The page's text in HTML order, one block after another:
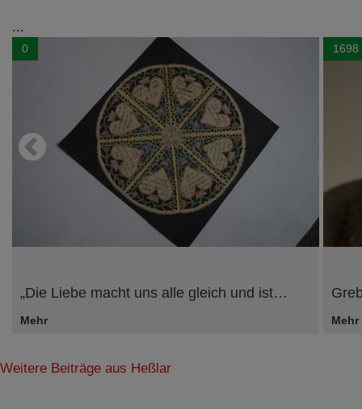
...
0
„Die Liebe macht uns alle gleich und ist…
Mehr
1698
Mehr
Weitere Beiträge aus Heßlar